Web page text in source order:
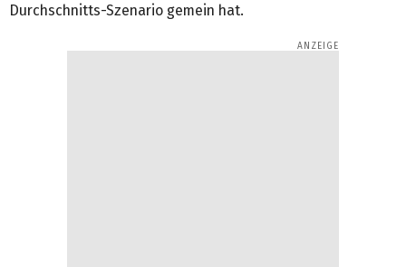
Durchschnitts-Szenario gemein hat.